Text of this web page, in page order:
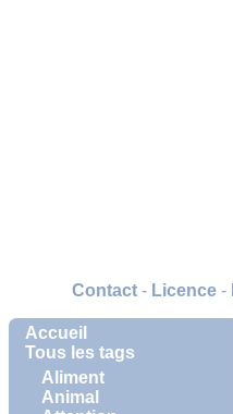
Accueil
Tous les tags
Aliment
Animal
Contact- Licence-